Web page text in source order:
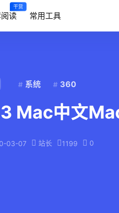
读
干货
常用工具
系统 360
Mac中文
03-07 站长 1199 0